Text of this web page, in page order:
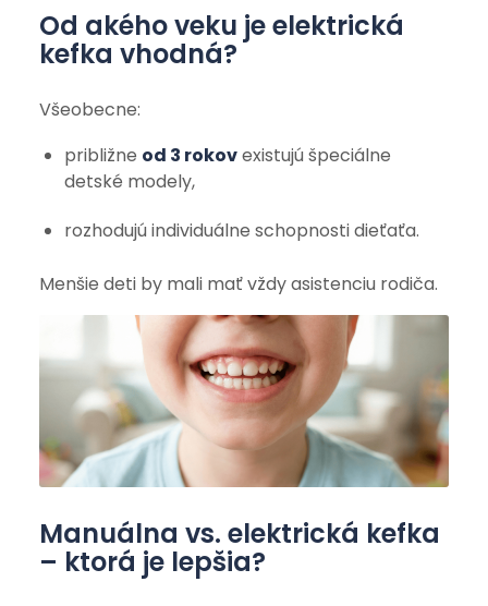
Od akého veku je elektrická
kefka vhodná?
Všeobecne:
približne od 3 rokovexistujú špeciálne
detské modely,
rozhodujú individuálne schopnosti dieťaťa.
Menšie deti by mali mať vždy asistenciu rodiča.
Manuálna vs. elektrická kefka
– ktorá je lepšia?